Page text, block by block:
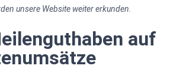
unsere Website weiter erkunden.
auf